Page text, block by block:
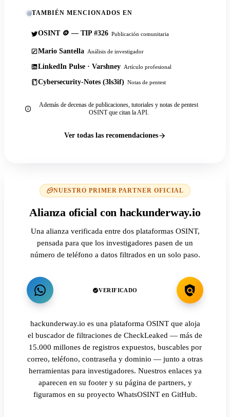
TAMBIÉN MENCIONADOS EN
OSINT 🪙 — TIP #326 Publicación comunitaria
Mario Santella Análisis de investigador
LinkedIn Pulse · Varshney Artículo profesional
Cybersecurity-Notes (3ls3if) Notas de pentest
Además de decenas de publicaciones, tutoriales y notas de pentest
OSINT que citan la API.
Ver todas las recomendaciones
NUESTRO PRIMER PARTNER OFICIAL
Alianza oficial con hackunderway.io
Una alianza verificada entre dos plataformas OSINT,
pensada para que los investigadores pasen de un
número de teléfono a datos filtrados en un solo paso.
VERIFICADO
hackunderway.io es una plataforma OSINT que aloja
el buscador de filtraciones de CheckLeaked — más de
15.000 millones de registros expuestos, buscables por
correo, teléfono, contraseña y dominio — junto a otras
herramientas para investigadores. Nuestros enlaces ya
aparecen en su footer y su página de partners, y
figuramos en su proyecto WhatsOSINT en GitHub.